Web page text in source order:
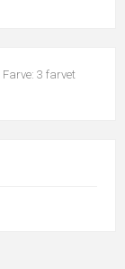
Farve: 3 farvet